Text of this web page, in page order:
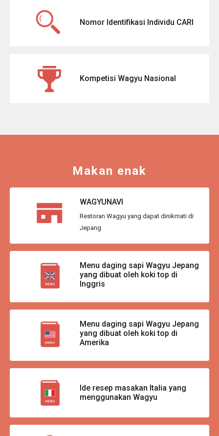
Nomor Identifikasi Individu CARI
Kompetisi Wagyu Nasional
Makan enak
WAGYUNAVI
Restoran Wagyu yang dapat dinikmati di
Jepang
Menu daging sapi Wagyu Jepang
yang dibuat oleh koki top di
Inggris
Menu daging sapi Wagyu Jepang
yang dibuat oleh koki top di
Amerika
Ide resep masakan Italia yang
menggunakan Wagyu